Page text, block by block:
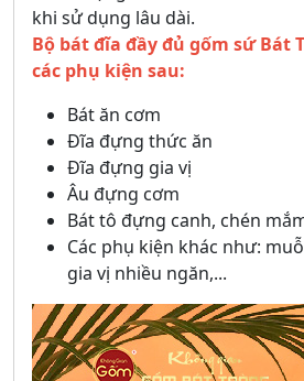
khi sử dụng lâu dài.
Bộ bát đĩa đầy đủ gốm sứ Bát
các phụ kiện sau:
Bát ăn cơm
Đĩa đựng thức ăn
Đĩa đựng gia vị
Âu đựng cơm
Bát tô đựng canh, chén
Các phụ kiện khác như:
gia vị nhiều ngăn,...